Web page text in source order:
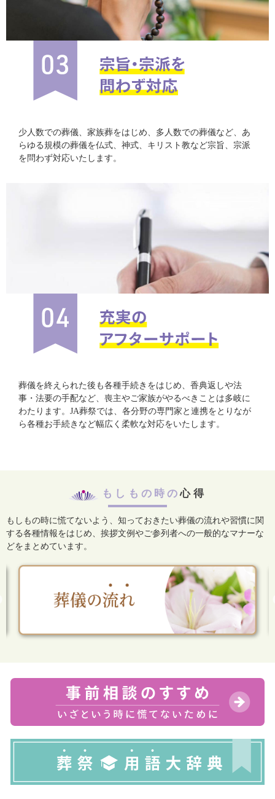
少人数での葬儀、家族葬をはじめ、多人数での葬儀など、あ
らゆる規模の葬儀を仏式、神式、キリスト教など宗旨、宗派
を問わず対応いたします。
葬儀を終えられた後も各種手続きをはじめ、香典返しや法
事・法要の手配など、喪主やご家族がやるべきことは多岐に
わたります。JA葬祭では、各分野の専門家と連携をとりなが
ら各種お手続きなど幅広く柔軟な対応をいたします。
もしもの時の心得
もしもの時に慌てないよう、知っておきたい葬儀の流れや習慣に関
する各種情報をはじめ、 挨拶文例やご参列者への一般的なマナーな
どをまとめています。